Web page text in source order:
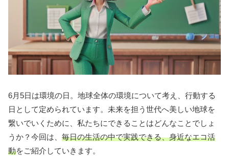
6月5日は環境の日。地球全体の環境について考え、行動する
日として定められています。未来を担う世代へ美しい地球を
繋いでいくために、私たちにできることはどんなことでしょ
うか？今回は、 毎日の生活の中で実践できる、身近なエコ活
動をご紹介していきます。